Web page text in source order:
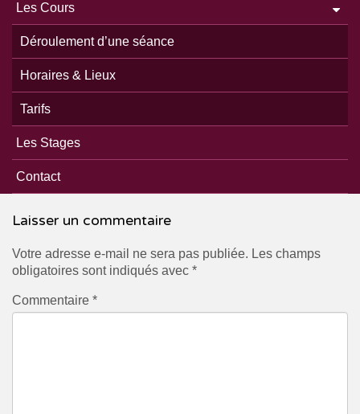
Les Cours
Déroulement d’une séance
Horaires & Lieux
Tarifs
Les Stages
Contact
flyer stage juillet 2024
Trois jours en plein coeur des Pyrénées pour se régénérer,
profiter des bienfaits du yoga et de la marche.
Laisser un commentaire
Votre adresse e-mail ne sera pas publiée. Les champs
obligatoires sont indiqués avec *
Commentaire *